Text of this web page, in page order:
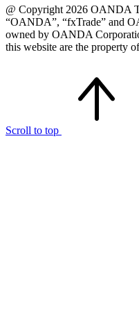
@ Copyright 2026 OANDA
“OANDA”, “fxTrade” and
owned by OANDA
this website are the property
Scroll to top